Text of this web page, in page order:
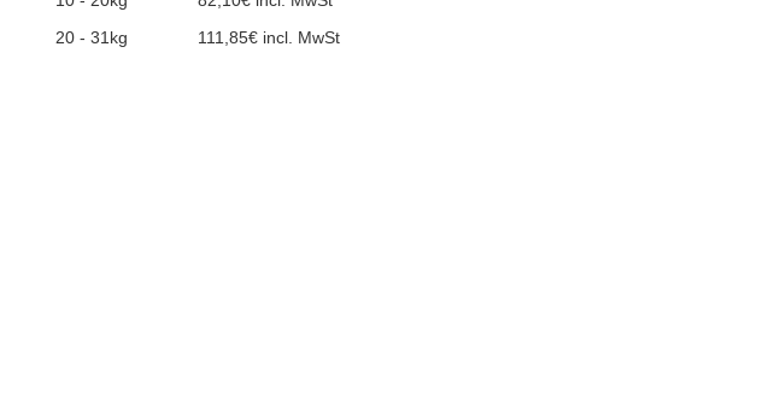
20 - 31kg 111,85€ incl. MwSt